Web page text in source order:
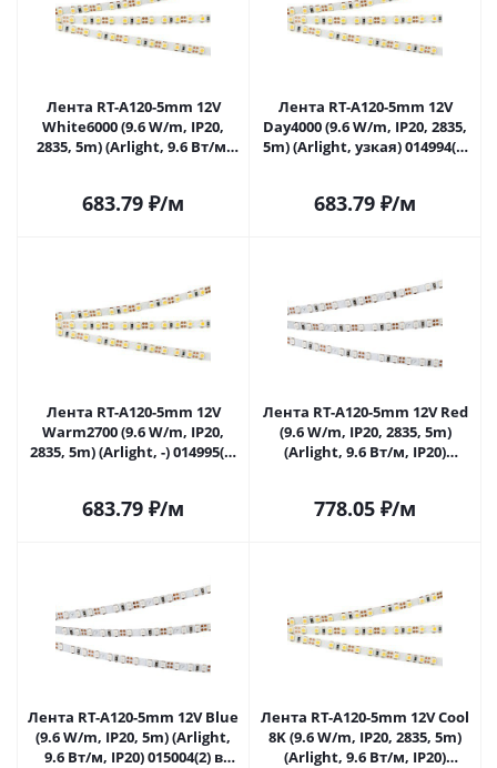
Лента RT-A120-5mm 12V
White6000 (9.6 W/m, IP20,
2835, 5m) (Arlight, 9.6 Вт/м,
683.79 ₽/м
Лента RT-A120-5mm 12V
Day4000 (9.6 W/m, IP20, 2835,
5m) (Arlight, узкая) 014994(2)
683.79 ₽/м
Лента RT-A120-5mm 12V
Warm2700 (9.6 W/m, IP20,
2835, 5m) (Arlight, -) 014995(2)
683.79 ₽/м
Лента RT-A120-5mm 12V Red
(9.6 W/m, IP20, 2835, 5m)
(Arlight, 9.6 Вт/м, IP20)
778.05 ₽/м
Лента RT-A120-5mm 12V Blue
(9.6 W/m, IP20, 5m) (Arlight,
9.6 Вт/м, IP20) 015004(2) в
Лента RT-A120-5mm 12V Cool
8K (9.6 W/m, IP20, 2835, 5m)
(Arlight, 9.6 Вт/м, IP20)